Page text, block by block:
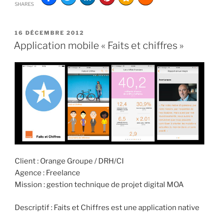
SHARES
16 DÉCEMBRE 2012
Application mobile « Faits et chiffres »
Client : Orange Groupe / DRH/CI
Agence : Freelance
Mission : gestion technique de projet digital MOA
Descriptif : Faits et Chiffres est une application native